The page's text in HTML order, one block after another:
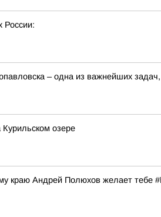
России:
– одна из важнейших
озере
краю Андрей Полюхов желает тебе